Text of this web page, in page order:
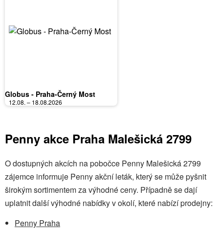
Globus - Praha-Černý Most
12.08. – 18.08.2026
Penny akce Praha Malešická 2799
O dostupných akcích na pobočce Penny Malešická 2799
zájemce informuje Penny akční leták, který se může pyšnit
širokým sortimentem za výhodné ceny. Případně se dají
uplatnit další výhodné nabídky v okolí, které nabízí prodejny:
Penny Praha